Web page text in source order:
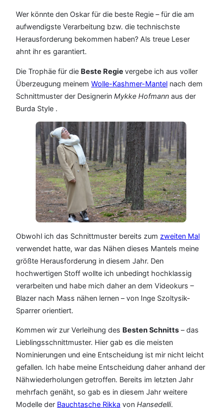
Wer könnte den Oskar für die beste Regie – für die am
aufwendigste Verarbeitung bzw. die technischste
Herausforderung bekommen haben? Als treue Leser
ahnt ihr es garantiert.
Die Trophäe für die Beste Regie vergebe ich aus voller
Überzeugung meinem Wolle-Kashmer-Mantel nach dem
Schnittmuster der Designerin Mykke Hofmann aus der
Burda Style .
Obwohl ich das Schnittmuster bereits zum zweiten Mal
verwendet hatte, war das Nähen dieses Mantels meine
größte Herausforderung in diesem Jahr. Den
hochwertigen Stoff wollte ich unbedingt hochklassig
verarbeiten und habe mich daher an dem Videokurs –
Blazer nach Mass nähen lernen – von Inge Szoltysik-
Sparrer orientiert.
Kommen wir zur Verleihung des Besten Schnitts – das
Lieblingsschnittmuster. Hier gab es die meisten
Nominierungen und eine Entscheidung ist mir nicht leicht
gefallen. Ich habe meine Entscheidung daher anhand der
Nähwiederholungen getroffen. Bereits im letzten Jahr
mehrfach genäht, so gab es in diesem Jahr weitere
Modelle der Bauchtasche Rikka von Hansedelli.